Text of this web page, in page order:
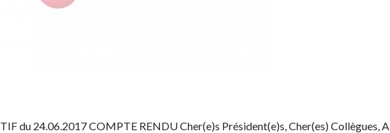
du 24.06.2017 COMPTE RENDU Cher(e)s Président(e)s, Cher(es) Collègues, A